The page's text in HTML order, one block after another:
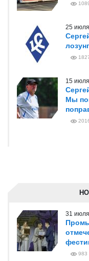
25
15
Мы
31
983